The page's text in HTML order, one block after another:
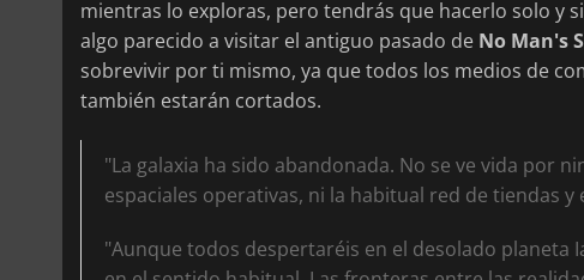
mientras lo exploras, pero tendrás que hacerlo solo y
algo parecido a visitar el antiguo pasado de No Man's
sobrevivir por ti mismo, ya que todos los medios de
también estarán cortados.
"La galaxia ha sido abandonada. No se ve vida por
espaciales operativas, ni la habitual red de tiendas y
"Aunque todos despertaréis en el desolado planeta